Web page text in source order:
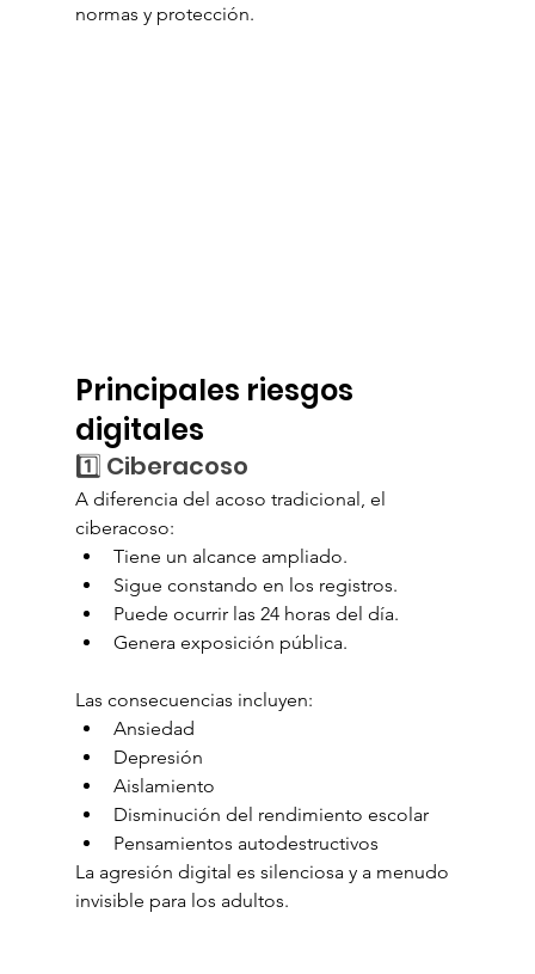
normas y protección.
Principales riesgos
digitales
1️⃣ Ciberacoso
A diferencia del acoso tradicional, el
ciberacoso:
Tiene un alcance ampliado.
Sigue constando en los registros.
Puede ocurrir las 24 horas del día.
Genera exposición pública.
Las consecuencias incluyen:
Ansiedad
Depresión
Aislamiento
Disminución del rendimiento escolar
Pensamientos autodestructivos
La agresión digital es silenciosa y a menudo
invisible para los adultos.